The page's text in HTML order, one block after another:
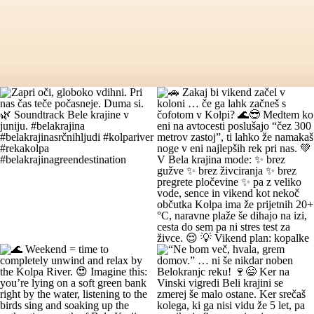
Zapri oči, globoko vdihni. Pri nas čas
teče počasneje. Duma si. 🌿
Soundtrack Bele krajine v juniju.
#belakrajina #belakrajinasrčnihljudi
#kolpariver #rekakolpa
#belakrajinagreendestination
🚗 Zakaj bi vikend začel v koloni … če
ga lahk začneš s čofotom v Kolpi? 🌊
😎 Medtem ko eni na avtocesti
poslušajo “čez 300 metrov zastoj”, ti
lahko že namakaš noge v eni najlepših
rek pri nas. 💚 V Bela krajina mode: ✨
brez gužve ✨ brez živciranja ✨ brez